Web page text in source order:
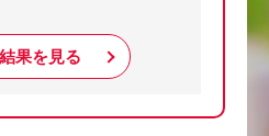
果を見る